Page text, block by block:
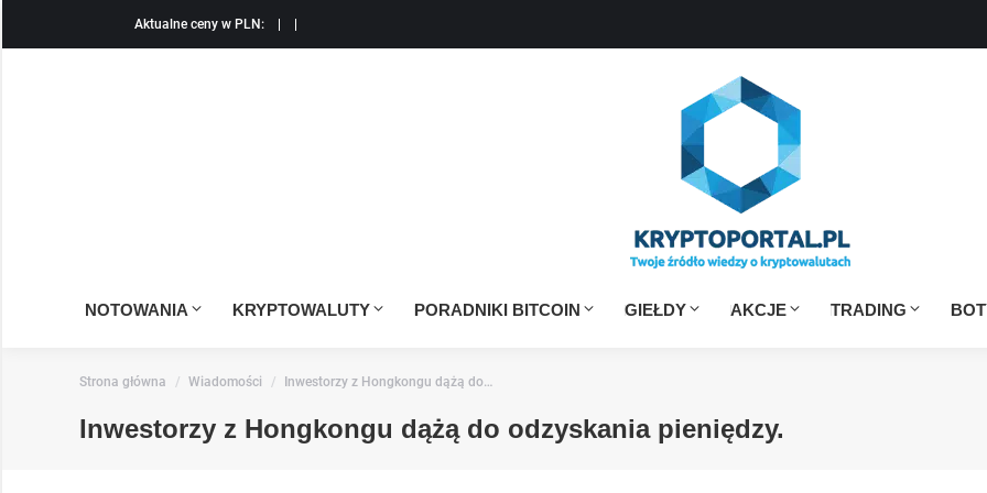
Aktualne ceny w PLN:
NOTOWANIA KRYPTOWALUTY PORADNIKI BITCOIN GIEŁDY AKCJE TRADING
Inwestorzy z Hongkongu dążą do odzyskania pieniędzy.
You are here:
Strona główna Wiadomości Inwestorzy z Hongkongu dążą do…